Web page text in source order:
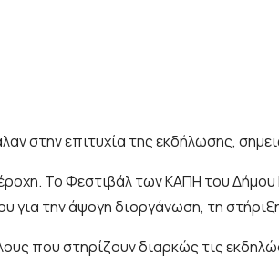
στην επιτυχία της εκδήλωσης,
Το Φεστιβάλ των ΚΑΠΗ του Δήμου
την άψογη διοργάνωση, τη
που στηρίζουν διαρκώς τις